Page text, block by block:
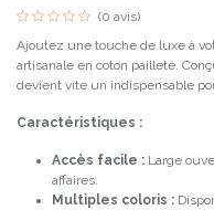
(0 avis)
Ajoutez une touche de luxe à
artisanale en coton pailleté.
devient vite un indispensable
Caractéristiques :
Accès facile : Large
affaires.
Multiples coloris :